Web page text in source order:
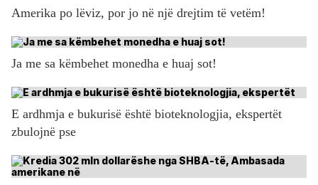
Amerika po lëviz, por jo në një drejtim të vetëm!
Ja me sa këmbehet monedha e huaj sot!
E ardhmja e bukurisë është bioteknologjia, ekspertët
zbulojnë pse